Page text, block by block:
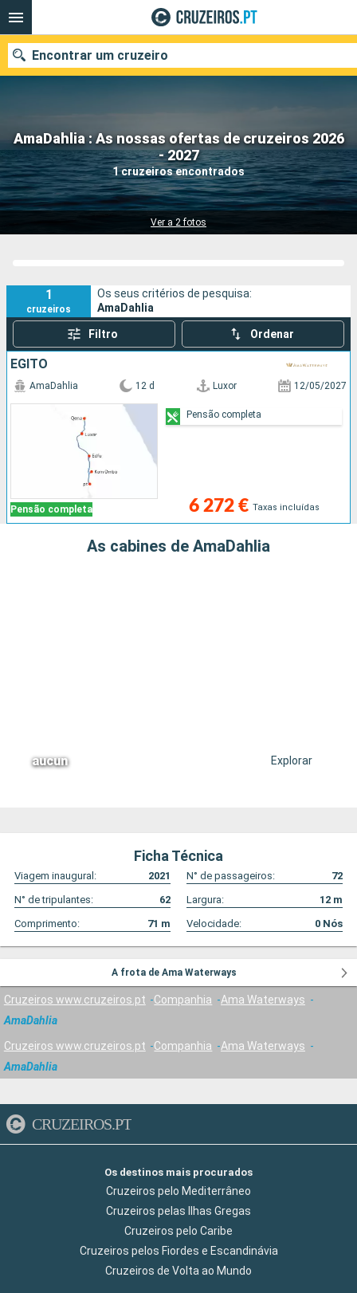
AmaDahlia : As nossas ofertas de cruzeiros 2026
- 2027
1 cruzeiros encontrados
Ver a 2 fotos
Encontrar um cruzeiro
Quando ir?
Data de partida
1
cruzeiros
Os seus critérios de pesquisa:
AmaDahlia
Filtro Ordenar
EGITO
Pensão completa
AmaDahlia 12 d Luxor 12/05/2027
6 272 € Taxas incluídas
Pensão completa
As cabines de AmaDahlia
aucun Explorar
Ficha Técnica
Viagem inaugural: 2021 N° de passageiros:
72
N° de tripulantes:
62 Largura: 12 m
Comprimento:
71 m Velocidade: 0 Nós
A frota de Ama Waterways
Cruzeiros www.cruzeiros.pt Companhia
Ama Waterways
AmaDahlia
Cruzeiros www.cruzeiros.pt Companhia
Ama Waterways
AmaDahlia
CRUZEIROS.PT
Os destinos mais procurados
Cruzeiros pelo Mediterrâneo
Cruzeiros pelas Ilhas Gregas
Cruzeiros pelo Caribe
Cruzeiros pelos Fiordes e Escandinávia
Cruzeiros de Volta ao Mundo